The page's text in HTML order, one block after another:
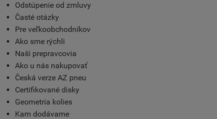
Odstúpenie od zmluvy
Časté otázky
Pre veľkoobchodníkov
Ako sme rýchli
Naši prepravcovia
Ako u nás nakupovať
Česká verze AZ pneu
Certifikované disky
Geometria kolies
Kam dodávame